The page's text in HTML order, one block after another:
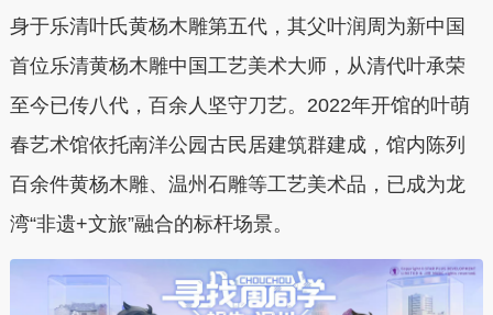
身于乐清叶氏黄杨木雕第五代，其父叶润周为新中国
首位乐清黄杨木雕中国工艺美术大师，从清代叶承荣
至今已传八代，百余人坚守刀艺。2022年开馆的叶萌
春艺术馆依托南洋公园古民居建筑群建成，馆内陈列
百余件黄杨木雕、温州石雕等工艺美术品，已成为龙
湾“非遗+文旅”融合的标杆场景。